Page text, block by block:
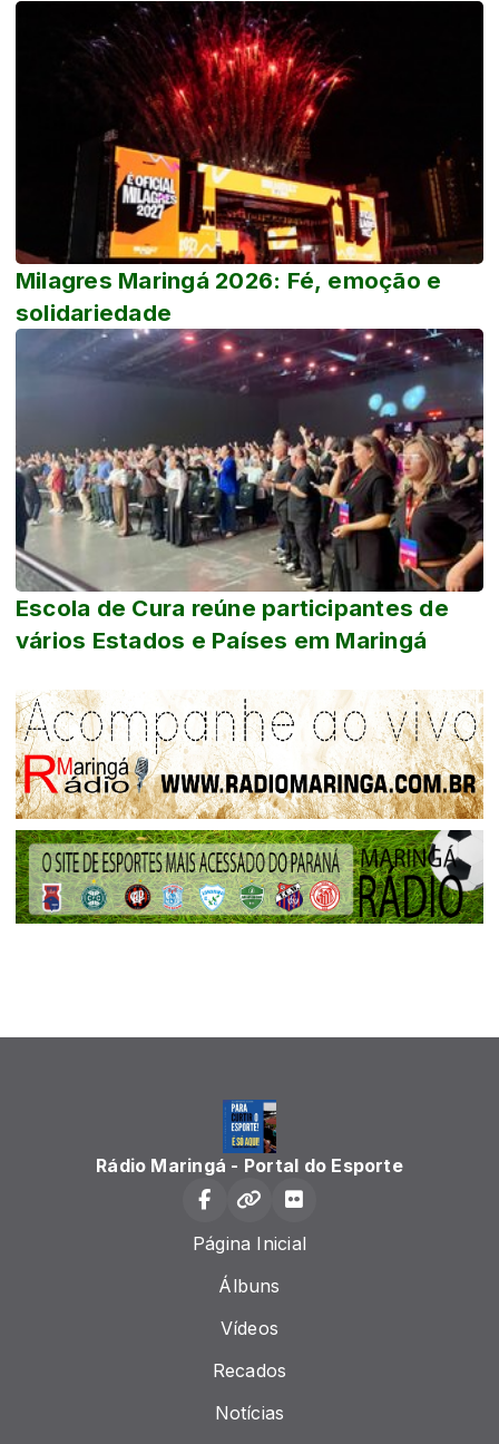
Milagres Maringá 2026: Fé, emoção e
solidariedade
Escola de Cura reúne participantes de
vários Estados e Países em Maringá
Rádio Maringá - Portal do Esporte
Página Inicial
Álbuns
Vídeos
Recados
Notícias